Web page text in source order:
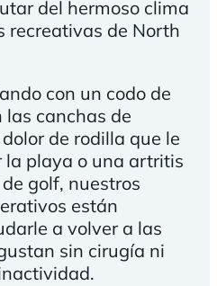
del hermoso clima
recreativas de North
con un codo de
canchas de
de rodilla que le
la playa o una artritis
golf, nuestros
están
a volver a las
sin cirugía ni